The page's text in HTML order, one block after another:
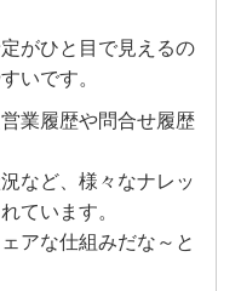
がひと目で見えるの
いです。
業履歴や問合せ履歴
など、様々なナレッ
ています。
アな仕組みだな～と